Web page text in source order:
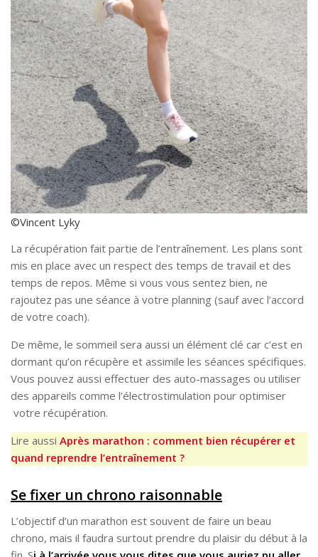
©Vincent Lyky
La récupération fait partie de l’entraînement. Les plans sont
mis en place avec un respect des temps de travail et des
temps de repos. Même si vous vous sentez bien, ne
rajoutez pas une séance à votre planning (sauf avec l’accord
de votre coach).
De même, le sommeil sera aussi un élément clé car c’est en
dormant qu’on récupère et assimile les séances spécifiques.
Vous pouvez aussi effectuer des auto-massages ou utiliser
des appareils comme l’électrostimulation pour optimiser
votre récupération.
Lire aussi Après marathon : comment bien récupérer et
quand reprendre l’entraînement ?
Se fixer un chrono raisonnable
L’objectif d’un marathon est souvent de faire un beau
chrono, mais il faudra surtout prendre du plaisir du début à la